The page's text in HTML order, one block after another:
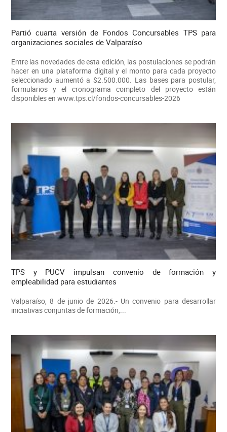
Partió cuarta versión de Fondos Concursables TPS para
organizaciones sociales de Valparaíso
Entre las novedades de esta edición, las postulaciones se podrán
hacer en una plataforma digital y el monto para cada proyecto
seleccionado aumentó a $2.500.000. Las bases para postular,
formularios y el cronograma completo del proyecto están
disponibles en www.tps.cl/fondos-concursables-2026
TPS y PUCV impulsan convenio de formación y
empleabilidad para estudiantes
Valparaíso, 8 de junio de 2026.- Un convenio para desarrollar
iniciativas conjuntas de formación,...